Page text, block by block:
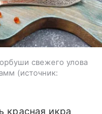
свежего улова
источник:
красная икра